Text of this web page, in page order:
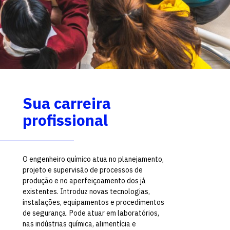
Sua carreira
profissional
O engenheiro químico atua no planejamento,
projeto e supervisão de processos de
produção e no aperfeiçoamento dos já
existentes. Introduz novas tecnologias,
instalações, equipamentos e procedimentos
de segurança. Pode atuar em laboratórios,
nas indústrias química, alimentícia e